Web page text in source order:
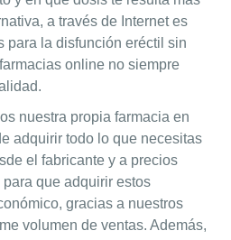
a través de Internet es
para la disfunción eréctil sin
online no siempre
nuestra propia farmacia en
adquirir todo lo que necesitas
el fabricante y a precios
que adquirir estos
gracias a nuestros
volumen de ventas. Además,